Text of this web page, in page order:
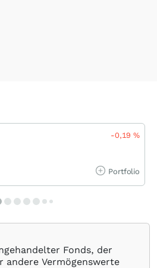
-0,19%
Portfolio
Fonds, der
andere Vermögenswerte